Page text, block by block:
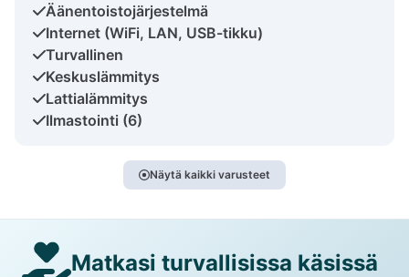
Äänentoistojärjestelmä
Internet (WiFi, LAN, USB-tikku)
Turvallinen
Keskuslämmitys
Lattialämmitys
Ilmastointi (6)
Näytä kaikki varusteet
Matkasi turvallisissa käsissä